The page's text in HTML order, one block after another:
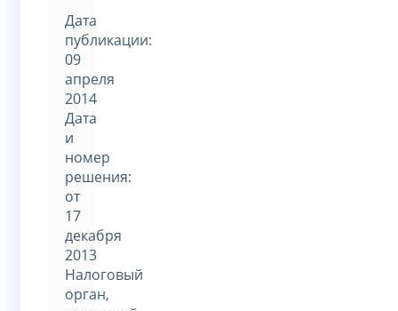
Дата
публикации:
09
апреля
2014
Дата
и
номер
решения:
от
17
декабря
2013
Налоговый
орган,